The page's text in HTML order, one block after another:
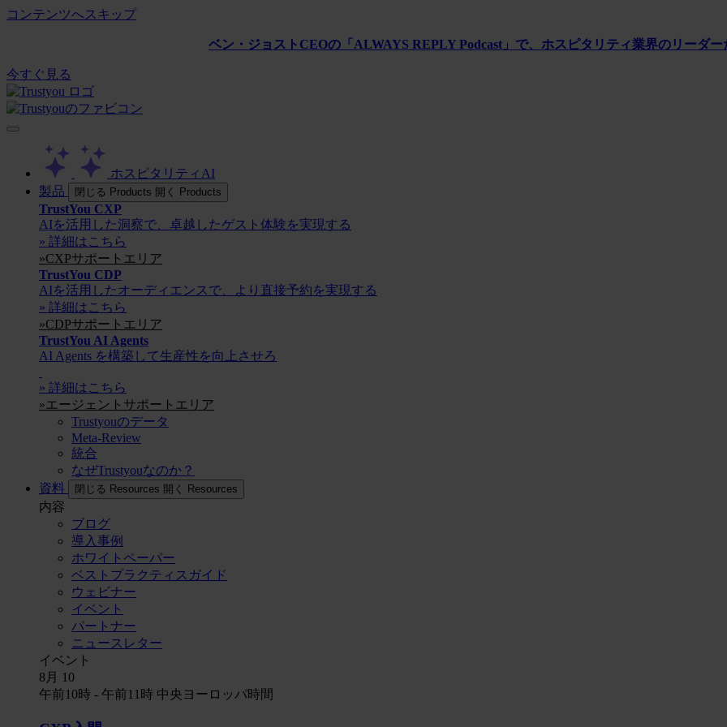
コンテンツへスキップ
ベン・ジョストCEOの「ALWAYS REPLY Podcast」で、ホスピタリティ業界のリーダ
今すぐ見る
ホスピタリティAI
製品
閉じる Products 開く Products
TrustYou CXP
AIを活用した洞察で、卓越したゲスト体験を実現する
» 詳細はこちら
»CXPサポートエリア
TrustYou CDP
AIを活用したオーディエンスで、より直接予約を実現する
» 詳細はこちら
»CDPサポートエリア
TrustYou AI Agents
AI Agents を構築して生産性を向上させろ
» 詳細はこちら
»エージェントサポートエリア
Trustyouのデータ
Meta-Review
統合
なぜTrustyouなのか？
資料
閉じる Resources 開く Resources
内容
ブログ
導入事例
ホワイトペーパー
ベストプラクティスガイド
ウェビナー
イベント
パートナー
ニュースレター
イベント
8月
10
午前10時 - 午前11時 中央ヨーロッパ時間